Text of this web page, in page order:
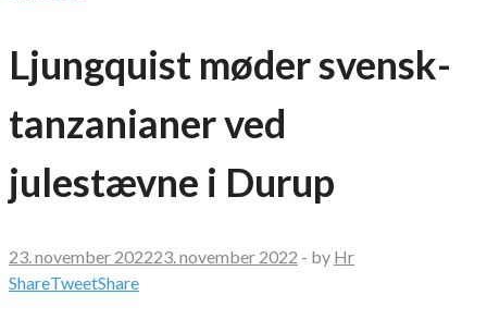
Ljungquist møder svensk-
tanzanianer ved
julestævne i Durup
23. november 202223. november 2022 - by Hr
ShareTweetShare